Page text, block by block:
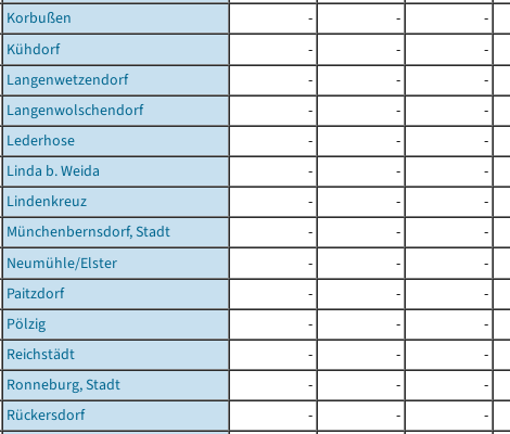
Korbußen
- - -
Kühdorf
- - -
Langenwetzendorf
- - -
Langenwolschendorf
- - -
Lederhose
- - -
Linda b. Weida
- - -
Lindenkreuz
- - -
Münchenbernsdorf, Stadt
- - -
Neumühle/Elster
- - -
Paitzdorf
- - -
Pölzig
- - -
Reichstädt
- - -
Ronneburg, Stadt
- - -
Rückersdorf
- - -